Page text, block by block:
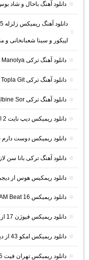
دانلود آهنگ باحال و شاد
اپیکور و سینا شعبانخانی و
دانلود آهنگ ترکی Ah Be Manolya از بوراک بولوت
دانلود آهنگ ترکی Topla Git از کورتولوش کوش
دانلود آهنگ ترکی Kalbine Sor از Bahadır Macit و Tunahan Sakar
دانلود ریمیکس دیپ نایت 2 از احسان رمزی (ریمیکس طولانی غمگین)
دانلود ریمیکس دوست
دانلود آهنگ ترکی بانا سن
دانلود ریمکیس هوس از
دانلود ریمیکس AM Beat 16 از دیجی AMB (پادکست طولانی شنیدنی)
دانلود ریمیکس فیوژن 17 از لیروی بیتز
دانلود ریمیکس امکو 43 از دیجی ام کو (پادکست طولانی عاشقانه)
دانلود ریمیکس تهران فیت 55 از دیجی باربد و محمد موریانی